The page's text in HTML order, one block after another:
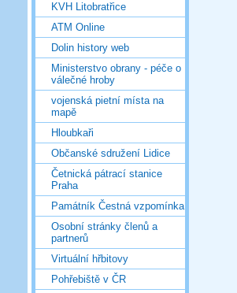
KVH Litobratřice
ATM Online
Dolin history web
Ministerstvo obrany - péče o
válečné hroby
vojenská pietní místa na
mapě
Hloubkaři
Občanské sdružení Lidice
Četnická pátrací stanice
Praha
Památník Čestná vzpomínka
Osobní stránky členů a
partnerů
Virtuální hřbitovy
Pohřebiště v ČR